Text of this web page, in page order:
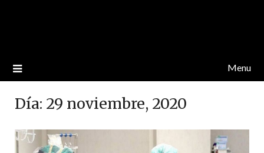
Menu
Día: 29 noviembre, 2020